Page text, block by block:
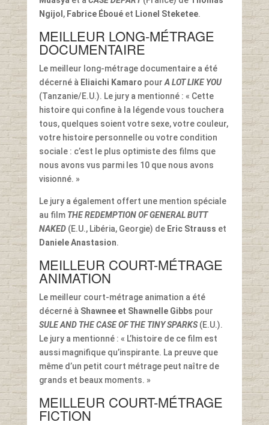
Ngijol, Fabrice Ébouéet Lionel Steketee.
MEILLEUR LONG-MÉTRAGE
DOCUMENTAIRE
Le meilleur long-métrage documentaire a été
décerné à Eliaichi Kamaro pour A LOT LIKE YOU
(Tanzanie/E.U.). Le jury a mentionné : « Cette
histoire qui confine à la légende vous touchera
tous, quelques soient votre sexe, votre couleur,
votre histoire personnelle ou votre condition
sociale : c’est le plus optimiste des films que
nous avons vus parmi les 10 que nous avons
visionné. »
Le jury a également offert une mention spéciale
au film THE REDEMPTION OF GENERAL BUTT
NAKED(E.U., Libéria, Georgie) de Eric Strauss et
Daniele Anastasion.
MEILLEUR COURT-MÉTRAGE
ANIMATION
Le meilleur court-métrage animation a été
décerné à Shawnee et Shawnelle Gibbs pour
SULE AND THE CASE OF THE TINY SPARKS(E.U.).
Le jury a mentionné : « L’histoire de ce film est
aussi magnifique qu’inspirante. La preuve que
même d’un petit court métrage peut naître de
grands et beaux moments. »
MEILLEUR COURT-MÉTRAGE
FICTION